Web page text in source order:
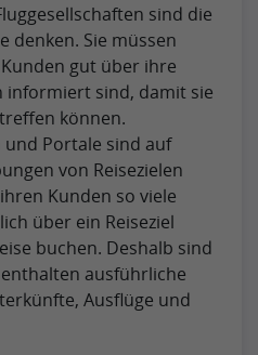
sind die
denken. Sie müssen
gut über ihre
informiert sind, damit sie
können.
Portale sind auf
von Reisezielen
Kunden so viele
über ein Reiseziel
buchen. Deshalb sind
ausführliche
Ausflüge und